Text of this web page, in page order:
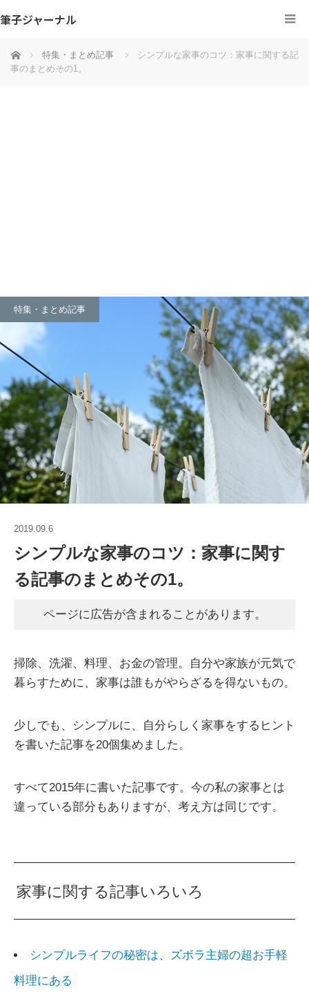
筆子ジャーナル
ホーム 特集・まとめ記事
シンプルな家事のコツ：家事に関する記
事のまとめその1。
特集・まとめ記事
2019.09.6
シンプルな家事のコツ：家事に関す
る記事のまとめその1。
ページに広告が含まれることがあります。
掃除、洗濯、料理、お金の管理。自分や家族が元気で
暮らすために、家事は誰もがやらざるを得ないもの。
少しでも、シンプルに、自分らしく家事をするヒント
を書いた記事を20個集めました。
すべて2015年に書いた記事です。今の私の家事とは
違っている部分もありますが、考え方は同じです。
家事に関する記事いろいろ
シンプルライフの秘密は、ズボラ主婦の超お手軽
料理にある